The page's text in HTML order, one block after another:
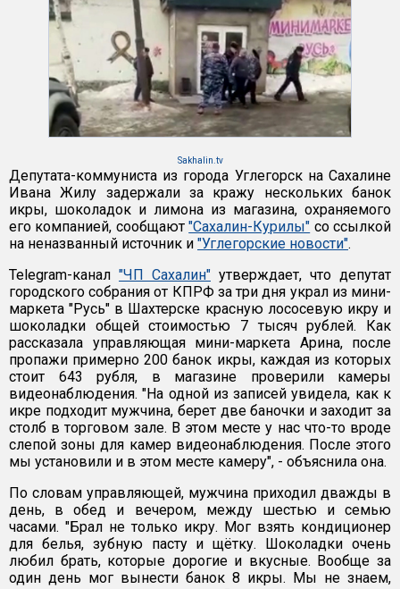
Sakhalin.tv
Депутата-коммуниста из города Углегорск на Сахалине
Ивана Жилу задержали за кражу нескольких банок
икры, шоколадок и лимона из магазина, охраняемого
его компанией, сообщают"Сахалин-Курилы" со ссылкой
на неназванный источник и "Углегорские новости".
Telegram-канал "ЧП Сахалин" утверждает, что депутат
городского собрания от КПРФ за три дня украл из мини-
маркета "Русь" в Шахтерске красную лососевую икру и
шоколадки общей стоимостью 7 тысяч рублей. Как
рассказала управляющая мини-маркета Арина, после
пропажи примерно 200 банок икры, каждая из которых
стоит 643 рубля, в магазине проверили камеры
видеонаблюдения. "На одной из записей увидела, как к
икре подходит мужчина, берет две баночки и заходит за
столб в торговом зале. В этом месте у нас что-то вроде
слепой зоны для камер видеонаблюдения. После этого
мы установили и в этом месте камеру", - объяснила она.
По словам управляющей, мужчина приходил дважды в
день, в обед и вечером, между шестью и семью
часами. "Брал не только икру. Мог взять кондиционер
для белья, зубную пасту и щётку. Шоколадки очень
любил брать, которые дорогие и вкусные. Вообще за
один день мог вынести банок 8 икры. Мы не знаем,